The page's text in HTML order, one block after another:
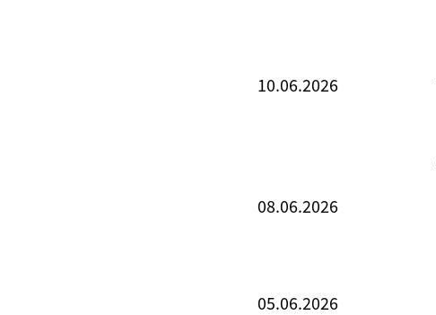
10.06.2026
08.06.2026
05.06.2026